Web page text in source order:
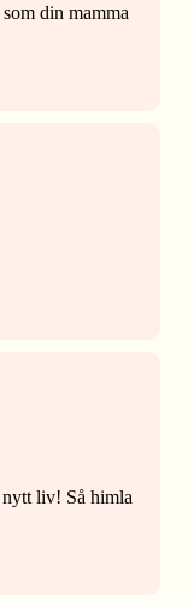
din mamma
liv! Så himla